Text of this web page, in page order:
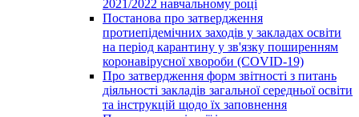
2021/2022 навчальному році
Постанова про затвердження
протиепідемічних заходів у закладах освіти
на період карантину у зв'язку поширенням
коронавірусної хвороби (COVID-19)
Про затвердження форм звітності з питань
діяльності закладів загальної середньої освіти
та інструкцій щодо їх заповнення